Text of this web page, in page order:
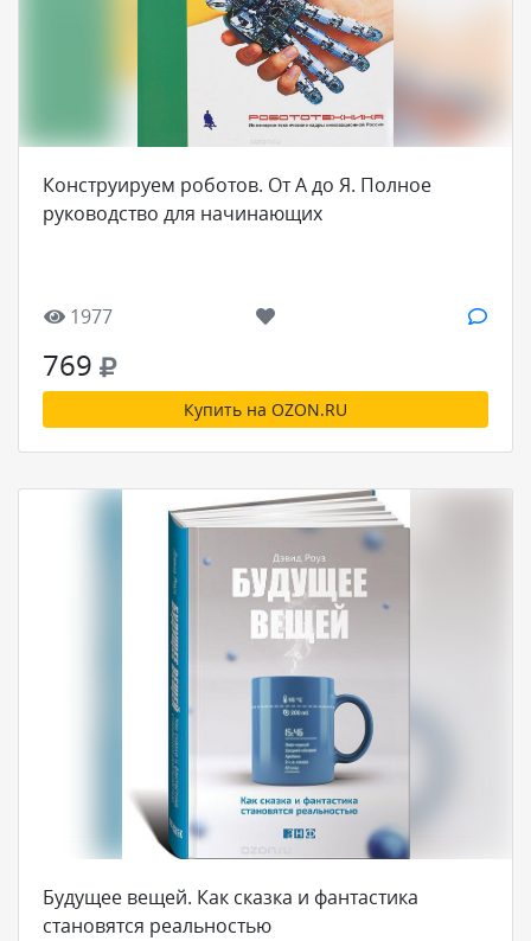
Конструируем роботов. От А до Я. Полное
руководство для начинающих
1977
769
Купить на OZON.RU
Будущее вещей. Как сказка и фантастика
становятся реальностью